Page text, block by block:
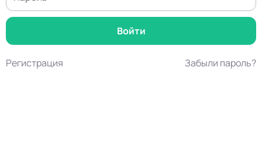
Регистрация Забыли пароль?